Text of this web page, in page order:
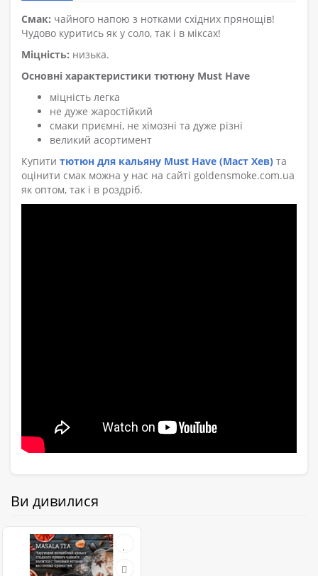
Смак: чайного напою з нотками східних прянощів!
Чудово куритись як у соло, так і в міксах!
Міцність: низька.
Основні характеристики тютюну Must Have
міцність легка
не дуже жаростійкий
смаки приємні, не хімозні та дуже різні
великий асортимент
Купити тютюн для кальяну Must Have (Маст Хев) та
оцінити смак можна у нас на сайті goldensmoke.com.ua
як оптом, так і в роздріб.
Ви дивилися